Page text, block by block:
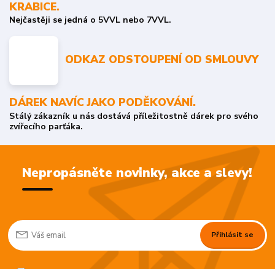
KRABICE.
Nejčastěji se jedná o 5VVL nebo 7VVL.
ODKAZ ODSTOUPENÍ OD SMLOUVY
DÁREK NAVÍC JAKO PODĚKOVÁNÍ.
Stálý zákazník u nás dostává příležitostně dárek pro svého
zvířecího parťáka.
Nepropásněte novinky, akce a slevy!
Přihlásit se